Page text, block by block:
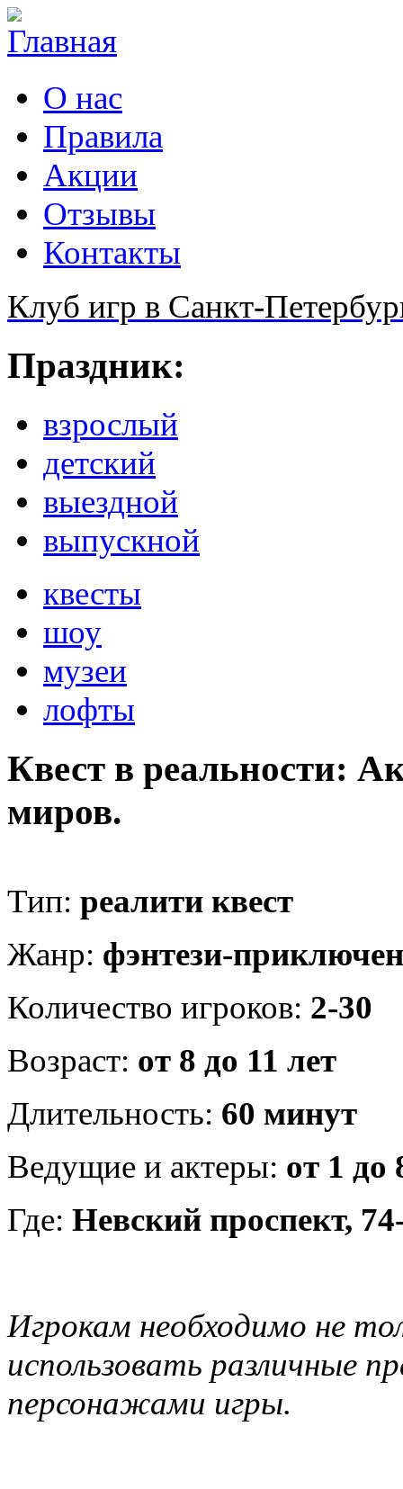
О нас
Правила
Акции
Отзывы
Контакты
Клуб игр в Санкт-
Праздник:
взрослый
детский
выездной
выпускной
квесты
шоу
музеи
лофты
Квест в реальности:
миров.
Тип: реалити квест
Жанр: фэнтези-
Количество игроков: 2-30
Возраст: от 8 до 11 лет
Длительность: 60 минут
Ведущие и актеры: от 1 до
Где: Невский проспект,
Игрокам необходимо не
использовать различные
персонажами игры.